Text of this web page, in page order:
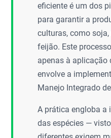
eficiente é um dos
para garantir a
culturas, como
feijão. Este
apenas à aplicação
envolve a
Manejo Integrado
A prática engloba a
das espécies —